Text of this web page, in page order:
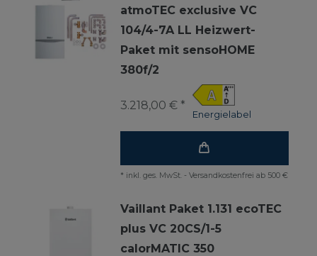
atmoTEC exclusive VC
104/4-7A LL Heizwert-
Paket mit sensoHOME
380f/2
Energielabel
3.218,00 € *
* inkl. ges. MwSt. - Versandkostenfrei ab 500 €
Vaillant Paket 1.131 ecoTEC
plus VC 20CS/1-5
calorMATIC 350